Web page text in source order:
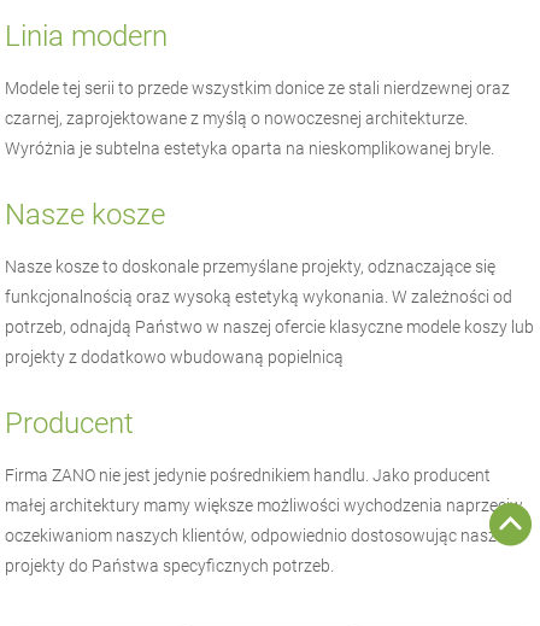
Linia modern
Modele tej serii to przede wszystkim donice ze stali nierdzewnej oraz
czarnej, zaprojektowane z myślą o nowoczesnej architekturze.
Wyróżnia je subtelna estetyka oparta na nieskomplikowanej bryle.
Nasze kosze
Nasze kosze to doskonale przemyślane projekty, odznaczające się
funkcjonalnością oraz wysoką estetyką wykonania. W zależności od
potrzeb, odnajdą Państwo w naszej ofercie klasyczne modele koszy lub
projekty z dodatkowo wbudowaną popielnicą
Producent
FirmaZANO nie jest jedynie pośrednikiem handlu. Jako producent
małej architektury mamy większe możliwości wychodzenia naprzeciw
oczekiwaniom naszych klientów, odpowiednio dostosowując nasze
projekty do Państwa specyficznych potrzeb.